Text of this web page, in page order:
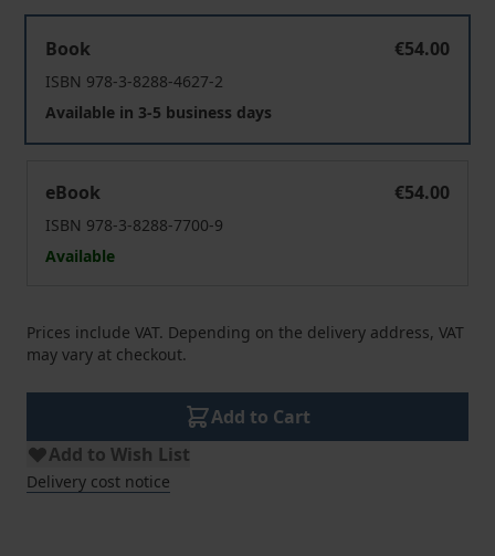
Book
€54.00
ISBN 978-3-8288-4627-2
Available in 3-5 business days
eBook
€54.00
ISBN 978-3-8288-7700-9
Available
Prices include VAT. Depending on the delivery address, VAT
may vary at checkout.
Add to Cart
Add to Wish List
Delivery cost notice